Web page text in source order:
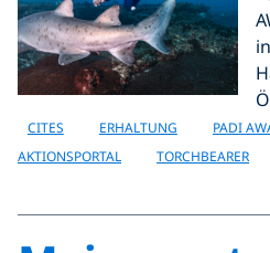
CITES ERHALTUNG PADI
AKTIONSPORTAL
TORCHBEARER